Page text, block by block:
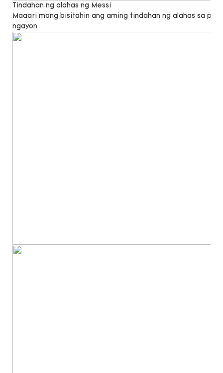
Tindahan ng alahas ng Messi
Maaari mong bisitahin ang aming tindahan ng alahas sa
ngayon